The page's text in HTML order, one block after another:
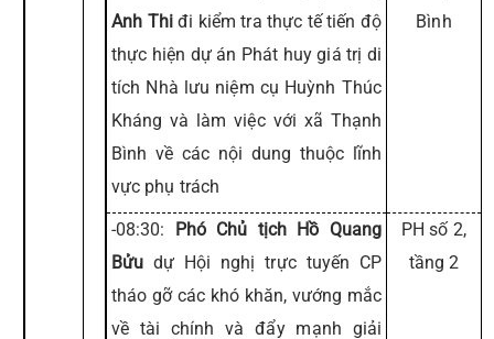
Anh Thiđi kiểm tra thực tế tiến độ
thực hiện dự án Phát huy giá trị di
tích Nhà lưu niệm cụ Huỳnh Thúc
Kháng và làm việc với xã Thạnh
Bình về các nội dung thuộc lĩnh
vực phụ trách
Bình
-08:30: Phó Chủ tịch Hồ Quang
Bửu dự Hội nghị trực tuyến CP
tháo gỡ các khó khăn, vướng mắc
về tài chính và đẩy mạnh giải
PH số 2,
tầng 2